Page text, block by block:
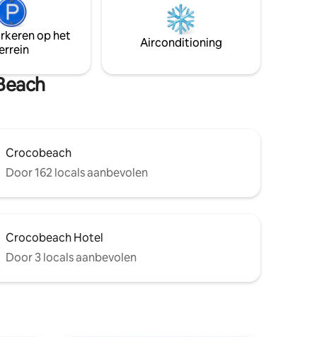
ligt
aceitamos pets e crianças por não
termos tela de proteção na sacada.
op het
Airconditioning
Crocobeach
Door 162 locals aanbevolen
Crocobeach Hotel
Door 3 locals aanbevolen